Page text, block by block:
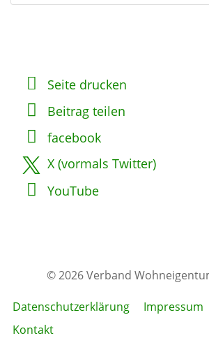
Seite drucken
Beitrag teilen
facebook
X (vormals Twitter)
YouTube
© 2026 Verband
Datenschutzerklärung Impressum
Kontakt